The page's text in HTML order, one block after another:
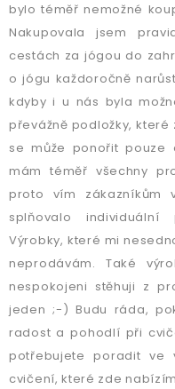
bylo téměř nemožné
Nakupovala jsem
cestách za jógou do
o jógu každoročně
kdyby i u nás byla
převážně podložky,
se může ponořit pouze
mám téměř všechny
proto vím zákazníkům
splňovalo individuální
Výrobky, které mi
neprodávám. Také
nespokojeni stěhuji z
jeden ;-) Budu ráda,
radost a pohodlí při
potřebujete poradit ve
cvičení, které zde